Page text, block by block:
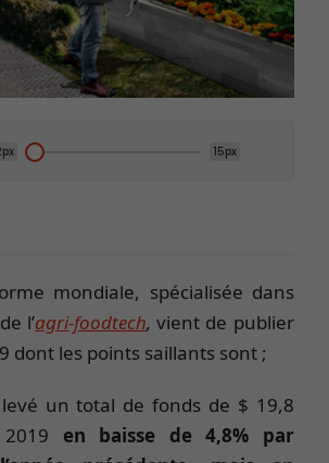
15px
mondiale, spécialisée dans
l’agri-foodtech,vient de publier
dont les points saillants sont ;
un total de fonds de $ 19,8
en baisse de 4,8% par